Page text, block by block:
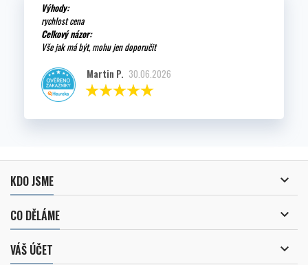
Výhody:
rychlost cena
Celkový názor:
Vše jak má být, mohu jen doporučit
Martin P. 30.06.2026
KDO JSME 
CO DĚLÁME 
VÁŠ ÚČET 